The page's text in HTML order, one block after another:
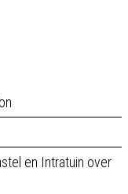
en Intratuin over